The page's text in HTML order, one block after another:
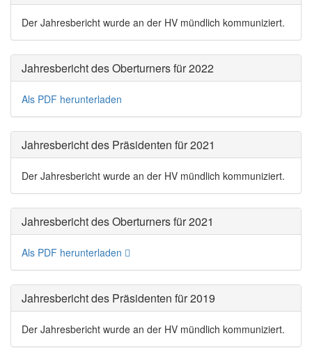
Der Jahresbericht wurde an der HV mündlich kommuniziert.
Jahresbericht des Oberturners für 2022
Als PDF herunterladen
Jahresbericht des Präsidenten für 2021
Der Jahresbericht wurde an der HV mündlich kommuniziert.
Jahresbericht des Oberturners für 2021
Als PDF herunterladen
Jahresbericht des Präsidenten für 2019
Der Jahresbericht wurde an der HV mündlich kommuniziert.